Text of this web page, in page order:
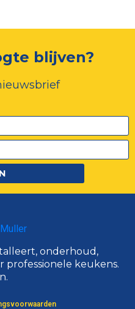
blijven?
onderhoud,
professionele keukens.